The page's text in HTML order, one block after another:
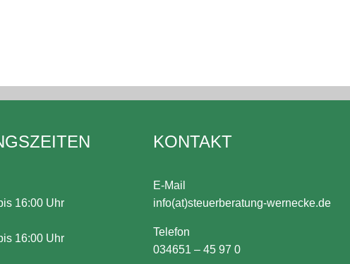
16:00 Uhr
16:00 Uhr
KONTAKT
E-Mail
info(at)steuerberatung-wernecke.de
Telefon
034651 – 45 97 0